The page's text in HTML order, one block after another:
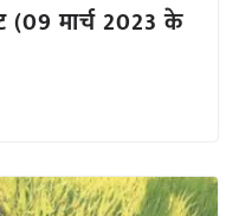
(09 मार्च 2023 के